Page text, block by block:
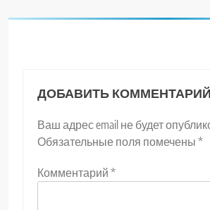
ДОБАВИТЬ КОММЕНТАРИЙ
Ваш адрес email не будет
Обязательные поля помечены *
Комментарий *